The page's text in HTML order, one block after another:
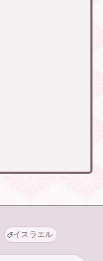
イスラエル